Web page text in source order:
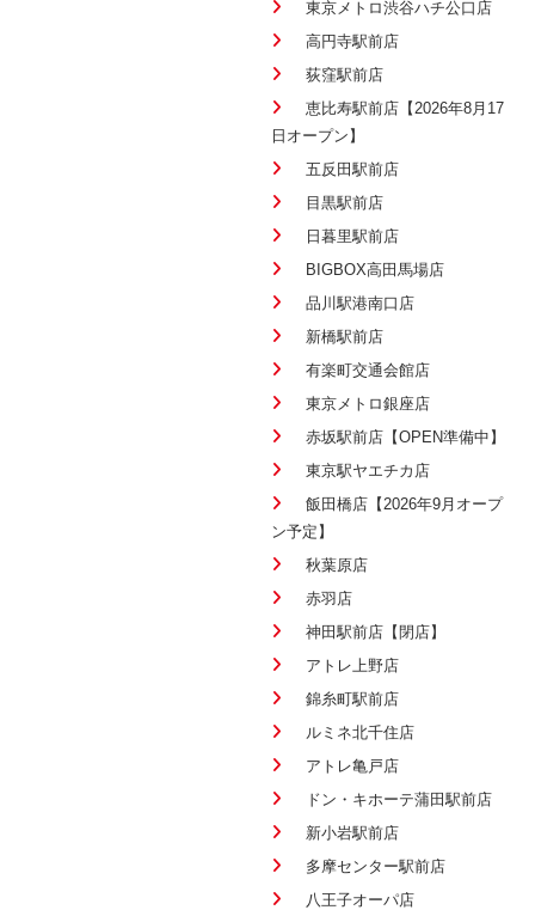
東京メトロ渋谷ハチ公口店
高円寺駅前店
荻窪駅前店
恵比寿駅前店【2026年8月17
日オープン】
五反田駅前店
目黒駅前店
日暮里駅前店
BIGBOX高田馬場店
品川駅港南口店
新橋駅前店
有楽町交通会館店
東京メトロ銀座店
赤坂駅前店【OPEN準備中】
東京駅ヤエチカ店
飯田橋店【2026年9月オープ
ン予定】
秋葉原店
赤羽店
神田駅前店【閉店】
アトレ上野店
錦糸町駅前店
ルミネ北千住店
アトレ亀戸店
ドン・キホーテ蒲田駅前店
新小岩駅前店
多摩センター駅前店
八王子オーパ店